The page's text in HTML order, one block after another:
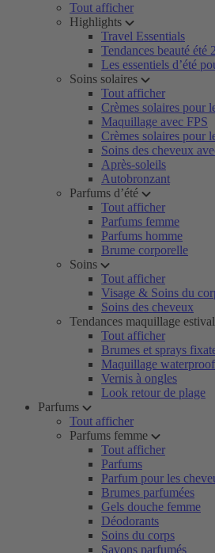
Tout afficher
Highlights
Travel Essentials
Tendances beauté été
Les essentiels d’été
Soins solaires
Tout afficher
Crèmes solaires pour
Maquillage avec FPS
Crèmes solaires pour
Soins des cheveux
Après-soleils
Autobronzant
Parfums d’été
Tout afficher
Parfums femme
Parfums homme
Brume corporelle
Soins
Tout afficher
Visage & Soins du
Soins des cheveux
Tendances maquillage
Tout afficher
Brumes et sprays
Maquillage waterproof
Vernis à ongles
Look retour de plage
Parfums
Tout afficher
Parfums femme
Tout afficher
Parfums
Parfum pour les
Brumes parfumées
Gels douche femme
Déodorants
Soins du corps
Savons parfumés